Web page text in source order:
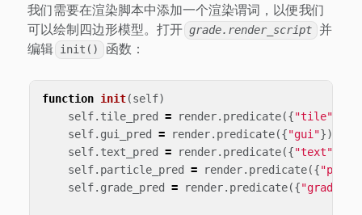
我们需要在渲染脚本中添加一个渲染谓词，以便我们
可以绘制四边形模型。打开 grade.render_script 并
编辑 init() 函数：
function init(self)
self. tile_pred = render. predicate({"tile"
self. gui_pred = render. predicate({"gui"})
self. text_pred = render. predicate({"text"
self. particle_pred = render. predicate({
self. grade_pred = render. predicate({"grade"